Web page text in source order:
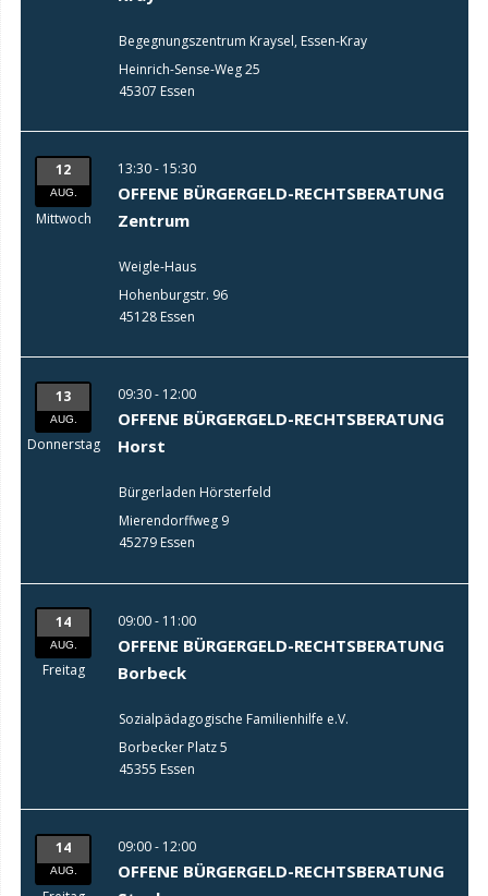
Begegnungszentrum Kraysel, Essen-Kray
Heinrich-Sense-Weg 25
45307 Essen
12
AUG.
Mittwoch
13:30 - 15:30
OFFENE BÜRGERGELD-RECHTSBERATUNG
Zentrum
Weigle-Haus
Hohenburgstr. 96
45128 Essen
13
AUG.
Donnerstag
09:30 - 12:00
OFFENE BÜRGERGELD-RECHTSBERATUNG
Horst
Bürgerladen Hörsterfeld
Mierendorffweg 9
45279 Essen
14
AUG.
Freitag
09:00 - 11:00
OFFENE BÜRGERGELD-RECHTSBERATUNG
Borbeck
Sozialpädagogische Familienhilfe e.V.
Borbecker Platz 5
45355 Essen
14
AUG.
09:00 - 12:00
OFFENE BÜRGERGELD-RECHTSBERATUNG